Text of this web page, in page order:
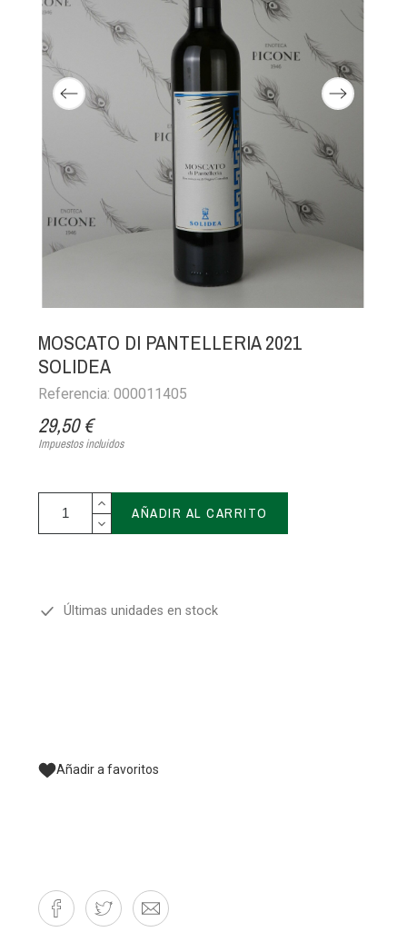
MOSCATO DI PANTELLERIA 2021
SOLIDEA
Referencia: 000011405
29,50 €
Impuestos incluidos
AÑADIR AL CARRITO
Últimas unidades en stock
Añadir a favoritos